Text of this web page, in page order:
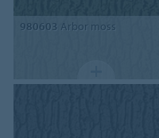
980603 Arbor moss